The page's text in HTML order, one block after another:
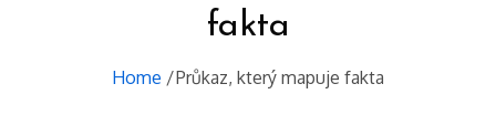
fakta
Home Průkaz, který mapuje fakta